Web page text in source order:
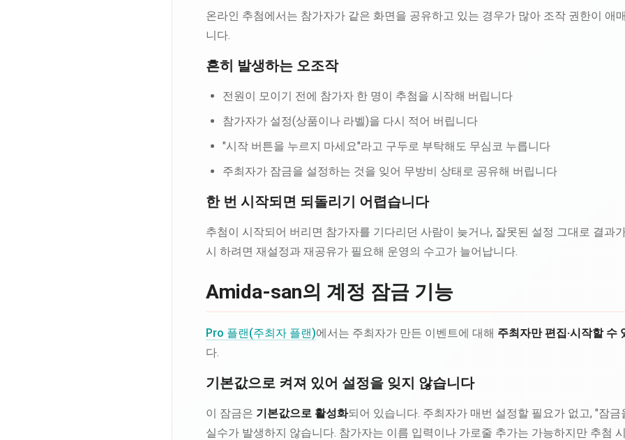
온라인 추첨에서는 참가자가 같은 화면을 공유하고 있는 경우가 많아 조작 권한이 애
니다.
흔히 발생하는 오조작
전원이 모이기 전에 참가자 한 명이 추첨을 시작해 버립니다
참가자가 설정(상품이나 라벨)을 다시 적어 버립니다
"시작 버튼을 누르지 마세요"라고 구두로 부탁해도 무심코 누릅니다
주최자가 잠금을 설정하는 것을 잊어 무방비 상태로 공유해 버립니다
한 번 시작되면 되돌리기 어렵습니다
추첨이 시작되어 버리면 참가자를 기다리던 사람이 늦거나, 잘못된 설정 그대로 결과
시 하려면 재설정과 재공유가 필요해 운영의 수고가 늘어납니다.
Amida-san의 계정 잠금 기능
Pro 플랜(주최자 플랜)에서는 주최자가 만든 이벤트에 대해 주최자만 편집·시작할 수
다.
기본값으로 켜져 있어 설정을 잊지 않습니다
이 잠금은 기본값으로 활성화되어 있습니다. 주최자가 매번 설정할 필요가 없고, "잠
실수가 발생하지 않습니다. 참가자는 이름 입력이나 가로줄 추가는 가능하지만 추첨